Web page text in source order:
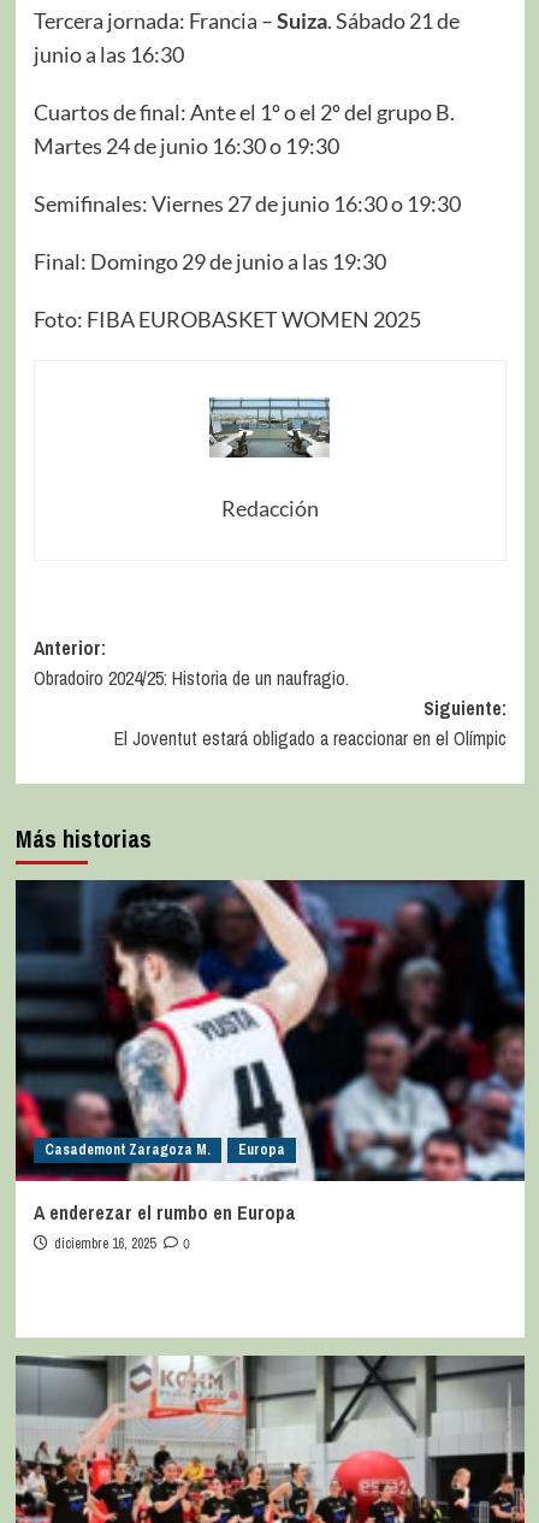
Tercera jornada: Francia –Suiza. Sábado 21 de
junio a las 16:30
Cuartos de final: Ante el 1º o el 2º del grupo B.
Martes 24 de junio 16:30 o 19:30
Semifinales: Viernes 27 de junio 16:30 o 19:30
Final: Domingo 29 de junio a las 19:30
Foto: FIBA EUROBASKET WOMEN 2025
Redacción
Anterior:
Obradoiro 2024/25: Historia de un naufragio.
Siguiente:
El Joventut estará obligado a reaccionar en el Olímpic
Más historias
Casademont Zaragoza M. Europa
A enderezar el rumbo en Europa
diciembre 16, 2025 0